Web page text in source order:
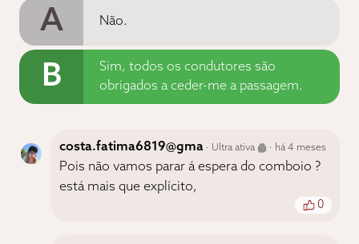
A Não.
B
Sim, todos os condutores são
obrigados a ceder-me a passagem.
costa.fatima6819@gma · Ultra ativa · há 4 meses
Pois não vamos parar á espera do comboio ?
está mais que explícito,
0